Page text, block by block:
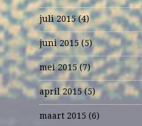
juli 2015(4)
juni 2015 (5)
mei 2015(7)
april 2015(5)
maart 2015 (6)